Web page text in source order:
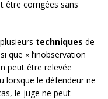
être corrigées sans
techniques de
que « l’inobservation
peut être relevée
lorsque le défendeur ne
le juge ne peut